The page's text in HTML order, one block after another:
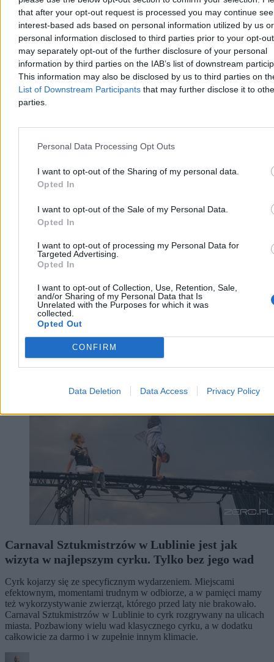
that after your opt-out request is processed you may continue
interest-based ads based on personal information utilized by us or
personal information disclosed to third parties prior to your opt-
may separately opt-out of the further disclosure of your personal
information by third parties on the IAB’s list of downstream
This information may also be disclosed by us to third parties on
List of Downstream Participants that may further disclose it to
parties.
Personal Data Processing Opt Outs
I want to opt-out of the Sharing of my personal data.
Opted In
I want to opt-out of the Sale of my Personal Data.
Opted In
I want to opt-out of processing my Personal Data for
Targeted Advertising.
Opted In
I want to opt-out of Collection, Use, Retention, Sale,
and/or Sharing of my Personal Data that Is
Unrelated with the Purposes for which it was
collected.
Opted Out
CONFIRM
Data Deletion Data Access Privacy Policy
Nie żyje Andrzej Morozowski. Wybitny
dziennikarz miał 69 lat
Zmarł Andrzej Morozowski – dziennikarz i publicysta związany z
Radiem Zet oraz TVN24. Był zdobywcą Grand Press, Nagrody im.
Andrzeja Woyciechowskiego i Wiktora. Współtworzył program
„Teraz my!”. Miał 69 lat.
Tomasz Pałasz
Reklama
Carnaval Sztukmistrzów w Lublinie jest jak
wizyta w najlepszym cyrku. Tylko bez jego wad
Cyrk kojarzy się ze specyficznym wydarzeniem. Miejscami
efektownym, momentami trudnym w odbiorze, a w pamięci mamy
też wykorzystywanie zwierząt, którego przed laty nie brakowało.
Carnaval Sztukmistrzów w Lublinie to cyrk rozgrywany na ulicach
miasta. Pozbawiony wielu wad klasycznego cyrku, a w dodatku
całkowicie za darmo i w zupełnie innym klimacie.